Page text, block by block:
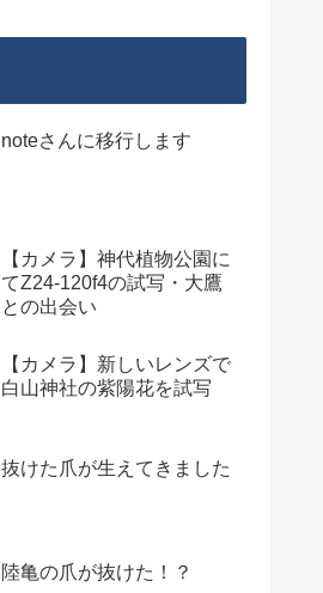
noteさんに移行します
【カメラ】神代植物公園に
てZ24-120f4の試写・大鷹
との出会い
【カメラ】新しいレンズで
白山神社の紫陽花を試写
抜けた爪が生えてきました
陸亀の爪が抜けた！？